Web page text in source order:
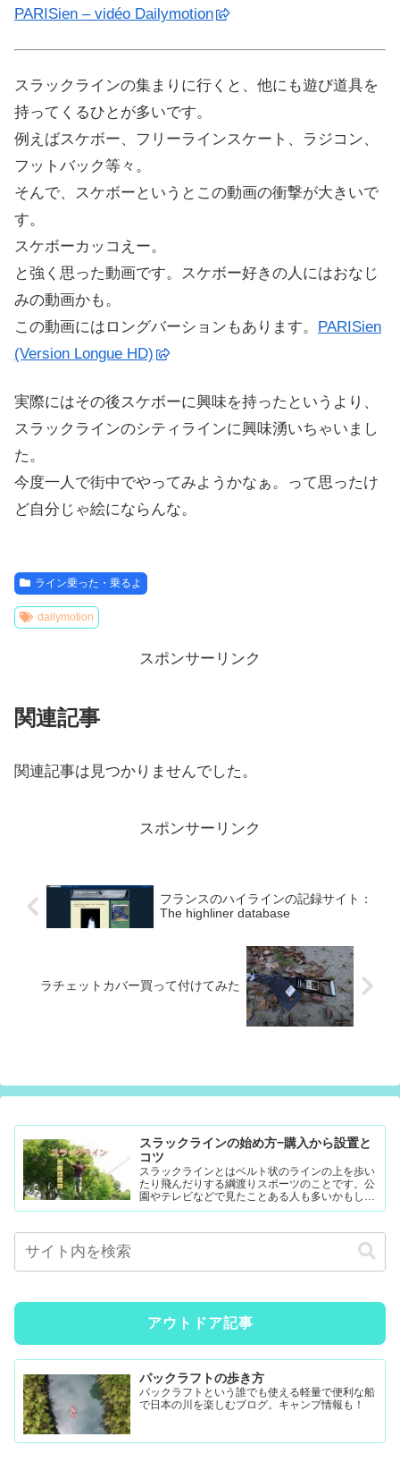
PARISien – vidéo Dailymotion
スラックラインの集まりに行くと、他にも遊び道具を
持ってくるひとが多いです。
例えばスケボー、フリーラインスケート、ラジコン、
フットバック等々。
そんで、スケボーというとこの動画の衝撃が大きいで
す。
スケボーカッコえー。
と強く思った動画です。スケボー好きの人にはおなじ
みの動画かも。
この動画にはロングバーションもあります。 PARISien
(Version Longue HD)
実際にはその後スケボーに興味を持ったというより、
スラックラインのシティラインに興味湧いちゃいまし
た。
今度一人で街中でやってみようかなぁ。って思ったけ
ど自分じゃ絵にならんな。
ライン乗った・乗るよ
dailymotion
スポンサーリンク
関連記事
関連記事は見つかりませんでした。
スポンサーリンク
フランスのハイラインの記録サイト：
The highliner database
ラチェットカバー買って付けてみた
スラックラインの始め方−購入から設置と
コツ
スラックラインとはベルト状のラインの上を歩い
たり飛んだりする綱渡りスポーツのことです。公
園やテレビなどで見たことある人も多いかもしれ
ません。難易度調整が簡単なので幼児から大人ま
アウトドア記事
パックラフトの歩き方
パックラフトという誰でも使える軽量で便利な船
で日本の川を楽しむブログ。キャンプ情報も！